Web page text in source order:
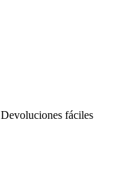
Devoluciones fáciles